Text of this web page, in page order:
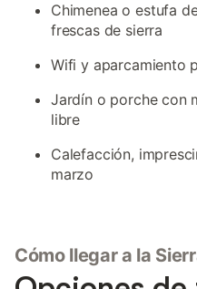
Chimenea o estufa
frescas de sierra
Wifi y aparcamiento
Jardín o porche con
libre
Calefacción,
marzo
Cómo llegar a la